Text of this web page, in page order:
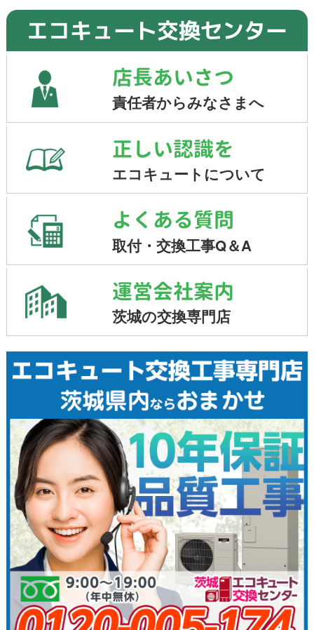
エコキュート交換センター
店長あいさつ
責任者からみなさまへ
正しい認識を
エコキュートについて
よくある質問
取付・交換工事Q＆A
運営会社案内
茨城の交換専門店